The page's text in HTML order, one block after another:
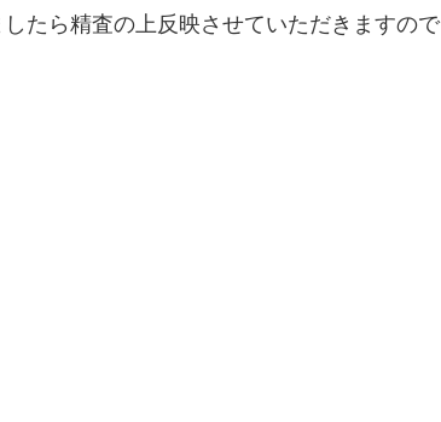
たら精査の上反映させていただきますので